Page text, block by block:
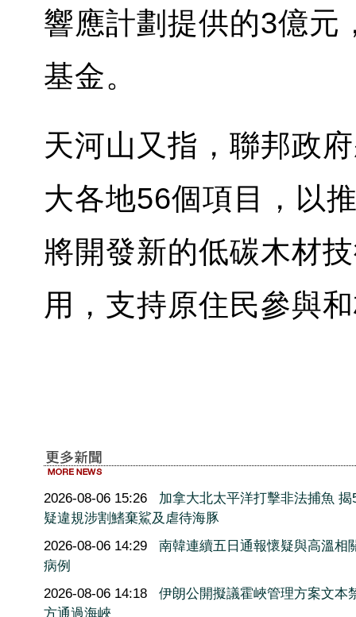
響應計劃提供的3億元
基金。
天河山又指，聯邦政
大各地56個項目，以
將開發新的低碳木材
用，支持原住民參與
2026-08-06 15:26
加拿大北太平洋打擊非法捕魚 揭
疑違規涉割鰭棄鯊及虐待海豚
2026-08-06 14:29
南韓連續五日通報懷疑與高溫相
病例
2026-08-06 14:18
伊朗公開擬議霍峽管理方案文本
方通過海峽